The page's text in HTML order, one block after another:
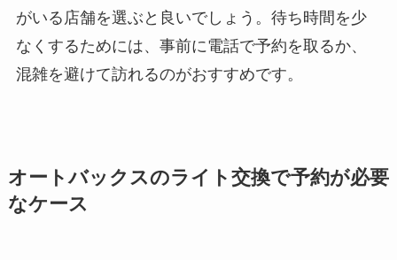
がいる店舗を選ぶと良いでしょう。待ち時間を少
なくするためには、事前に電話で予約を取るか、
混雑を避けて訪れるのがおすすめです。
オートバックスのライト交換で予約が必要
なケース